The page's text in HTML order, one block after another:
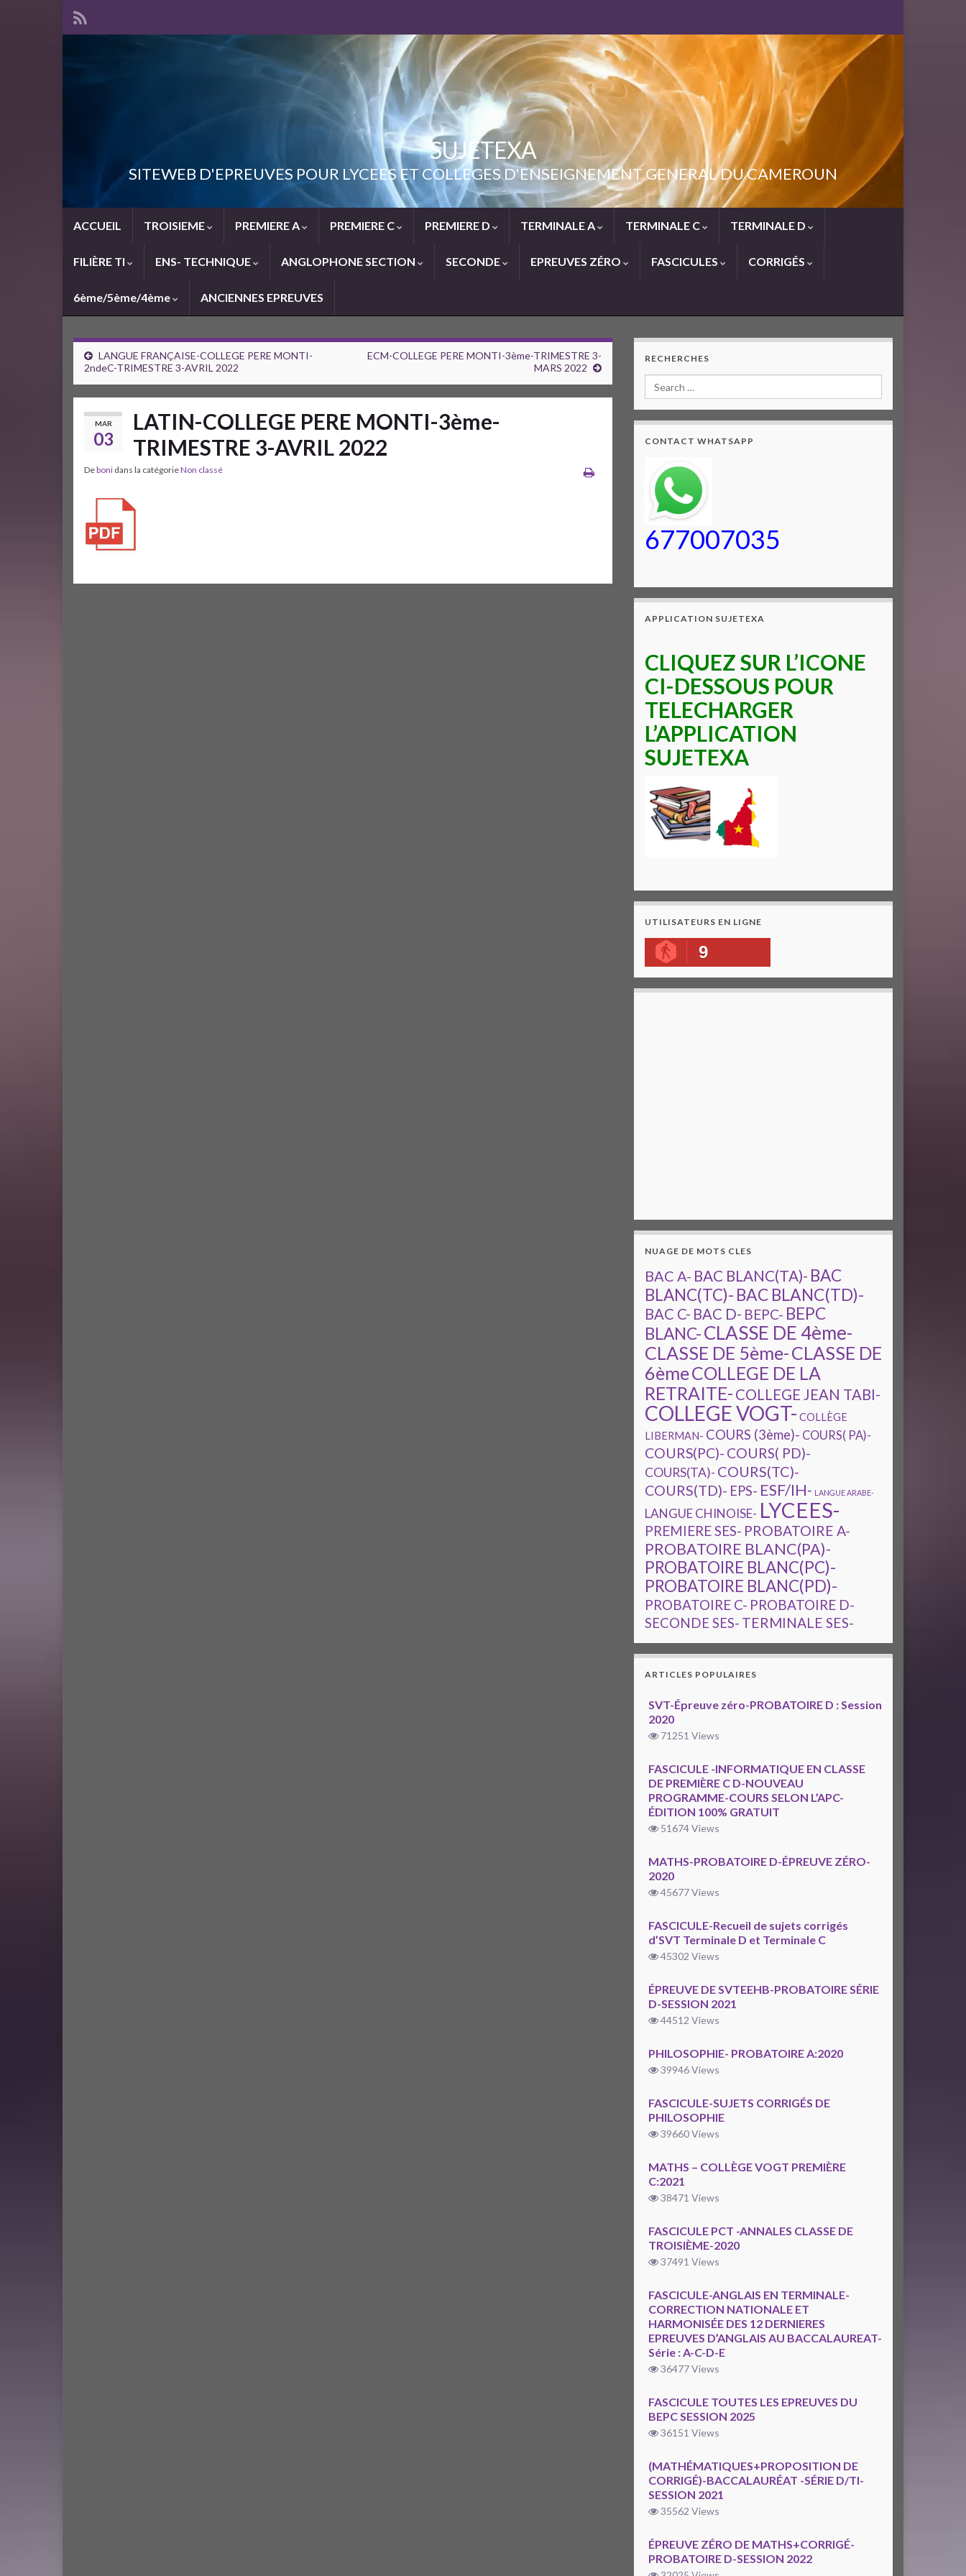
SUJETEXA
SITEWEB D'EPREUVES POUR LYCEES ET COLLEGES D'ENSEIGNEMENT GENERAL DU CAMEROUN
ACCUEIL TROISIEME PREMIERE A PREMIERE C PREMIERE D TERMINALE A TERMINALE C TERMINALE D
FILIÈRE TI ENS- TECHNIQUE ANGLOPHONE SECTION SECONDE EPREUVES ZÉRO FASCICULES CORRIGÉS
6ème/5ème/4ème ANCIENNES EPREUVES
LANGUE FRANÇAISE-COLLEGE PERE MONTI-
2ndeC-TRIMESTRE 3-AVRIL 2022
ECM-COLLEGE PERE MONTI-3ème-TRIMESTRE 3-
MARS 2022
MAR
03
LATIN-COLLEGE PERE MONTI-3ème-
TRIMESTRE 3-AVRIL 2022
Deboni dans la catégorieNon classé
RECHERCHES
CONTACT WHATSAPP
677007035
APPLICATION SUJETEXA
CLIQUEZ SUR L’ICONE
CI-DESSOUS POUR
TELECHARGER
L’APPLICATION
SUJETEXA
UTILISATEURS EN LIGNE
9
NUAGE DE MOTS CLES
BAC A- BAC BLANC(TA)- BAC
BLANC(TC)- BAC BLANC(TD)-
BAC C- BAC D- BEPC- BEPC
BLANC-CLASSE DE 4ème-
CLASSE DE 5ème-CLASSE DE
6èmeCOLLEGE DE LA
RETRAITE- COLLEGE JEAN TABI-
COLLEGE VOGT- COLLÈGE
LIBERMAN- COURS (3ème)- COURS( PA)-
COURS(PC)- COURS( PD)-
COURS(TA)- COURS(TC)-
COURS(TD)- EPS- ESF/IH- LANGUE ARABE-
LANGUE CHINOISE- LYCEES-
PREMIERE SES- PROBATOIRE A-
PROBATOIRE BLANC(PA)-
PROBATOIRE BLANC(PC)-
PROBATOIRE BLANC(PD)-
PROBATOIRE C- PROBATOIRE D-
SECONDE SES- TERMINALE SES-
ARTICLES POPULAIRES
SVT-Épreuve zéro-PROBATOIRE D : Session
2020
71251 Views
FASCICULE -INFORMATIQUE EN CLASSE
DE PREMIÈRE C D-NOUVEAU
PROGRAMME-COURS SELON L’APC-
ÉDITION 100% GRATUIT
51674 Views
MATHS-PROBATOIRE D-ÉPREUVE ZÉRO-
2020
45677 Views
FASCICULE-Recueil de sujets corrigés
d’SVT Terminale D et Terminale C
45302 Views
ÉPREUVE DE SVTEEHB-PROBATOIRE SÉRIE
D-SESSION 2021
44512 Views
PHILOSOPHIE- PROBATOIRE A:2020
39946 Views
FASCICULE-SUJETS CORRIGÉS DE
PHILOSOPHIE
39660 Views
MATHS – COLLÈGE VOGT PREMIÈRE
C:2021
38471 Views
FASCICULE PCT -ANNALES CLASSE DE
TROISIÈME-2020
37491 Views
FASCICULE-ANGLAIS EN TERMINALE-
CORRECTION NATIONALE ET
HARMONISÉE DES 12 DERNIERES
EPREUVES D’ANGLAIS AU BACCALAUREAT-
Série : A-C-D-E
36477 Views
FASCICULE TOUTES LES EPREUVES DU
BEPC SESSION 2025
36151 Views
(MATHÉMATIQUES+PROPOSITION DE
CORRIGÉ)-BACCALAURÉAT -SÉRIE D/TI-
SESSION 2021
35562 Views
ÉPREUVE ZÉRO DE MATHS+CORRIGÉ-
PROBATOIRE D-SESSION 2022